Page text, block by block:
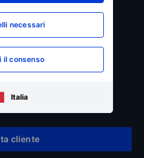
necessari
il consenso
Italia
Ora!
in soli 5 minuti
cliente